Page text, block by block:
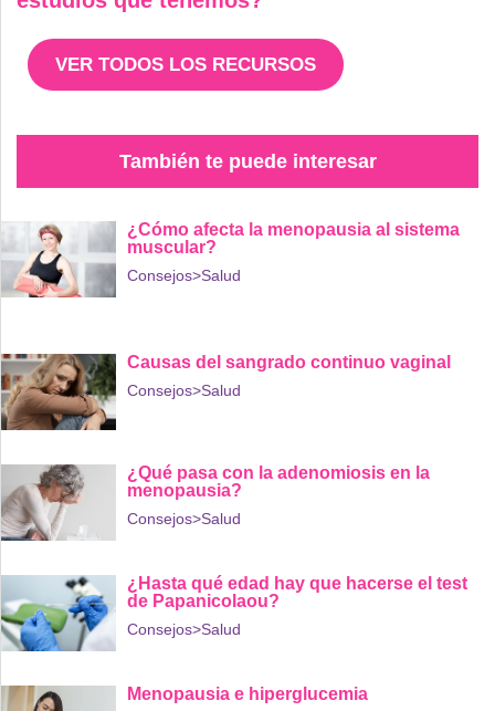
VER TODOS LOS RECURSOS
También te puede interesar
¿Cómo afecta la menopausia al sistema
muscular?
Consejos>Salud
Causas del sangrado continuo vaginal
Consejos>Salud
¿Qué pasa con la adenomiosis en la
menopausia?
Consejos>Salud
¿Hasta qué edad hay que hacerse el test
de Papanicolaou?
Consejos>Salud
Menopausia e hiperglucemia